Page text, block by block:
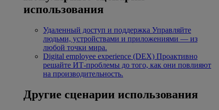
использования
Удаленный доступ и поддержка Управляйте
людьми, устройствами и приложениями — из
любой точки мира.
Digital employee experience (DEX) Проактивно
решайте ИТ-проблемы до того, как они повлияют
на производительность.
Другие сценарии использования